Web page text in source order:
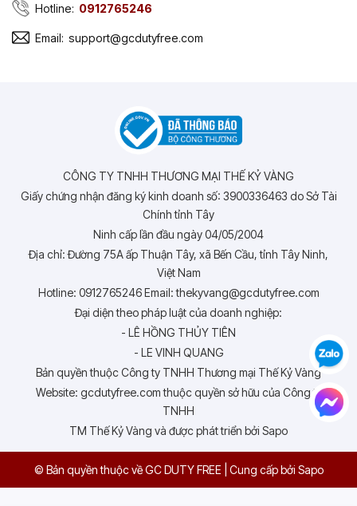
Hotline: 0912765246
Email: support@gcdutyfree.com
CÔNG TY TNHH THƯƠNG MẠI THẾ KỶ VÀNG
Giấy chứng nhận đăng ký kinh doanh số: 3900336463 do Sở Tài
Chính tỉnh Tây
Ninh cấp lần đầu ngày 04/05/2004
Địa chỉ: Đường 75A ấp Thuận Tây, xã Bến Cầu, tỉnh Tây Ninh,
Việt Nam
Hotline: 0912765246 Email: thekyvang@gcdutyfree.com
Đại diện theo pháp luật của doanh nghiệp:
- LÊ HỒNG THỦY TIÊN
- LE VINH QUANG
Bản quyền thuộc Công ty TNHH Thương mại Thế Kỷ Vàng
Website: gcdutyfree.com thuộc quyền sở hữu của Công ty
TNHH
TM Thế Kỷ Vàng và được phát triển bởi Sapo
© Bản quyền thuộc về GC DUTY FREE Cung cấp bởi Sapo